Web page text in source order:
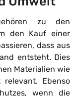
zu den
den Kauf einer
dass aus
entsteht. Dies
Materialien wie
relevant. Ebenso
wenn die